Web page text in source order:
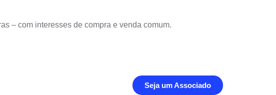
– com interesses de compra e venda comum.
Seja um Associado